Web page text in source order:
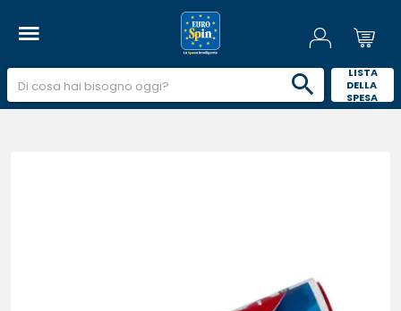
LISTA
DELLA
SPESA